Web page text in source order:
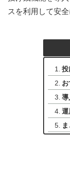
スを利用して安
投
導
運